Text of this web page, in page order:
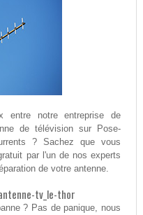
entre notre entreprise de
de télévision sur Pose-
? Sachez que vous
par l'un de nos experts
de votre antenne.
tv_le-thor
? Pas de panique, nous